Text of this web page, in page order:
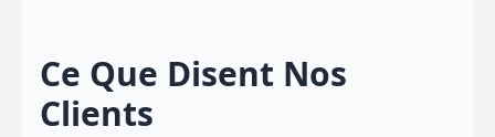
Ce Que Disent Nos
Clients